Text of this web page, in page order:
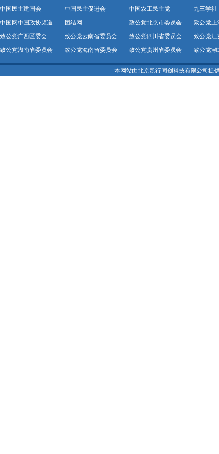
中国民主建国会
中国民主促进会 中国农工民主党
九三学社
中国网中国政协频道
团结网 致公党北京市委员会
致公党上
致公党广西区委会
致公党云南省委员会 致公党四川省委员会
致公党江
致公党湖南省委员会
致公党海南省委员会 致公党贵州省委员会 致公党湖
本网站由北京凯行同创科技有限公司提